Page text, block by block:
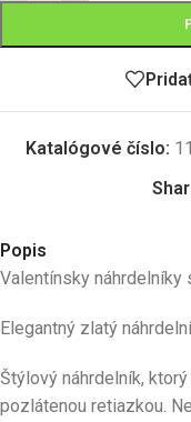
Katalógové číslo:
Popis
Valentínsky
Elegantný zlatý
Štýlový náhrdelník,
pozlátenou retiazkou.